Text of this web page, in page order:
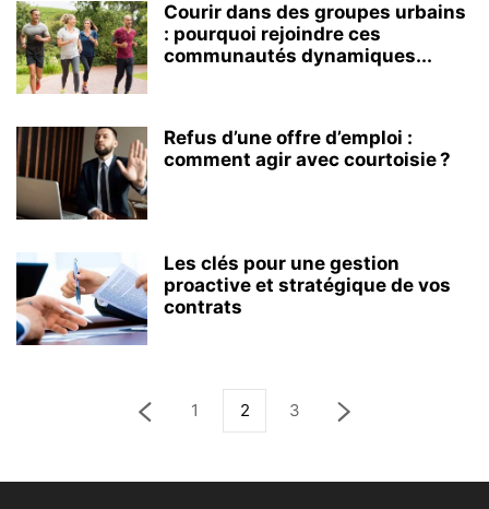
Courir dans des groupes urbains
: pourquoi rejoindre ces
communautés dynamiques...
Refus d’une offre d’emploi :
comment agir avec courtoisie ?
Les clés pour une gestion
proactive et stratégique de vos
contrats
1 2 3